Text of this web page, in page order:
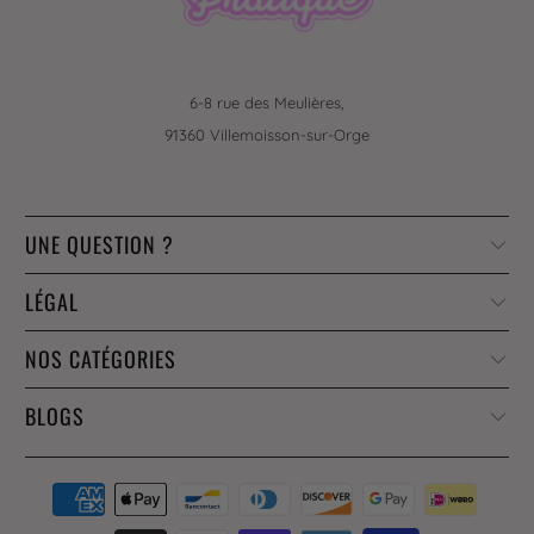
6-8 rue des Meulières,
91360 Villemoisson-sur-Orge
UNE QUESTION ?
LÉGAL
NOS CATÉGORIES
BLOGS